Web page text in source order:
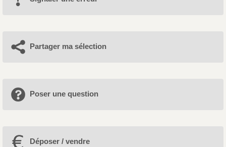
Partager ma sélection
Poser une question
Déposer / vendre